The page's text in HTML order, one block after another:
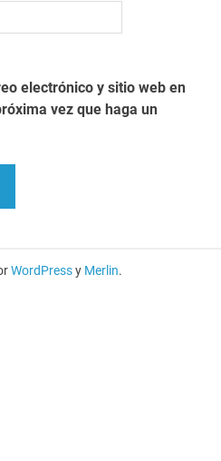
electrónico y sitio web en
vez que haga un
WordPressy Merlin.